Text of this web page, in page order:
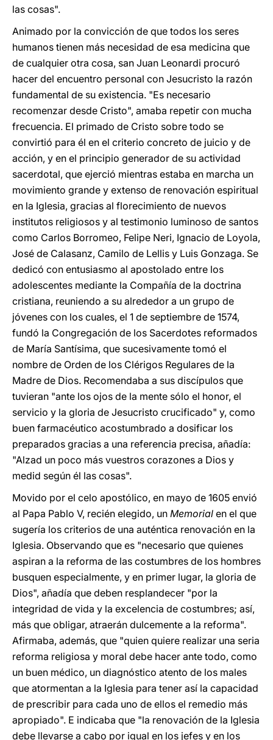
las cosas".
Animado por la convicción de que todos los seres
humanos tienen más necesidad de esa medicina que
de cualquier otra cosa, san Juan Leonardi procuró
hacer del encuentro personal con Jesucristo la razón
fundamental de su existencia. "Es necesario
recomenzar desde Cristo", amaba repetir con mucha
frecuencia. El primado de Cristo sobre todo se
convirtió para él en el criterio concreto de juicio y de
acción, y en el principio generador de su actividad
sacerdotal, que ejerció mientras estaba en marcha un
movimiento grande y extenso de renovación espiritual
en la Iglesia, gracias al florecimiento de nuevos
institutos religiosos y al testimonio luminoso de santos
como Carlos Borromeo, Felipe Neri, Ignacio de Loyola,
José de Calasanz, Camilo de Lellis y Luis Gonzaga. Se
dedicó con entusiasmo al apostolado entre los
adolescentes mediante la Compañía de la doctrina
cristiana, reuniendo a su alrededor a un grupo de
jóvenes con los cuales, el 1 de septiembre de 1574,
fundó la Congregación de los Sacerdotes reformados
de María Santísima, que sucesivamente tomó el
nombre de Orden de los Clérigos Regulares de la
Madre de Dios. Recomendaba a sus discípulos que
tuvieran "ante los ojos de la mente sólo el honor, el
servicio y la gloria de Jesucristo crucificado" y, como
buen farmacéutico acostumbrado a dosificar los
preparados gracias a una referencia precisa, añadía:
"Alzad un poco más vuestros corazones a Dios y
medid según él las cosas".
Movido por el celo apostólico, en mayo de 1605 envió
al Papa Pablo V, recién elegido, un Memorial en el que
sugería los criterios de una auténtica renovación en la
Iglesia. Observando que es "necesario que quienes
aspiran a la reforma de las costumbres de los hombres
busquen especialmente, y en primer lugar, la gloria de
Dios", añadía que deben resplandecer "por la
integridad de vida y la excelencia de costumbres; así,
más que obligar, atraerán dulcemente a la reforma".
Afirmaba, además, que "quien quiere realizar una seria
reforma religiosa y moral debe hacer ante todo, como
un buen médico, un diagnóstico atento de los males
que atormentan a la Iglesia para tener así la capacidad
de prescribir para cada uno de ellos el remedio más
apropiado". E indicaba que "la renovación de la Iglesia
debe llevarse a cabo por igual en los jefes y en los